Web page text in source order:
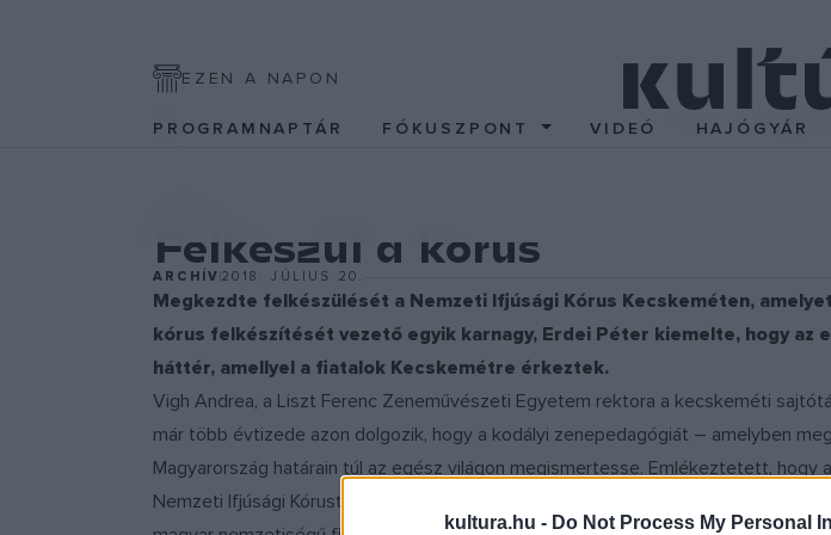
kultura.hu - Do Not Process My Personal
EZEN A NAPON
PROGRAMNAPTÁR FÓKUSZPONT VIDEÓ HAJÓGYÁR
Felkészül a kórus
ARCHÍV2018. JÚLIUS 20.
Megkezdte felkészülését a Nemzeti Ifjúsági Kórus Kecskeméten,
kórus felkészítését vezető egyik karnagy, Erdei Péter kiemelte, hogy az
háttér, amellyel a fiatalok Kecskemétre érkeztek.
Vigh Andrea, a Liszt Ferenc Zeneművészeti Egyetem rektora a kecskeméti
már több évtizede azon dolgozik, hogy a kodályi zenepedagógiát – amelyben
Magyarország határain túl az egész világon megismertesse. Emlékeztetett,
Nemzeti Ifjúsági Kórust, amelynek 53 magyarországi fiatal mellett kilenc határon